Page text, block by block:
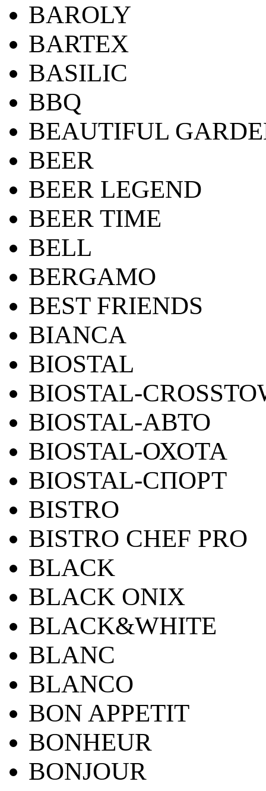
BAROLY
BARTEX
BASILIC
BBQ
BEAUTIFUL
BEER
BEER LEGEND
BEER TIME
BELL
BERGAMO
BEST FRIENDS
BIANCA
BIOSTAL
BIOSTAL-
BIOSTAL-АВТО
BIOSTAL-ОХОТА
BIOSTAL-СПОРТ
BISTRO
BISTRO CHEF PRO
BLACK
BLACK ONIX
BLACK&WHITE
BLANC
BLANCO
BON APPETIT
BONHEUR
BONJOUR